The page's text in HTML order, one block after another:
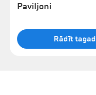
Paviljoni
Rādīt tagad